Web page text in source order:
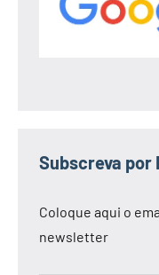
Subscreva por
Coloque aqui o
newsletter